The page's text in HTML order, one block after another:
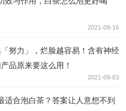
2021-09-16
努力」，烂脸越容易！含有神经
品原来要这么用！
2021-09-03
适合泡白茶？答案让人意想不到